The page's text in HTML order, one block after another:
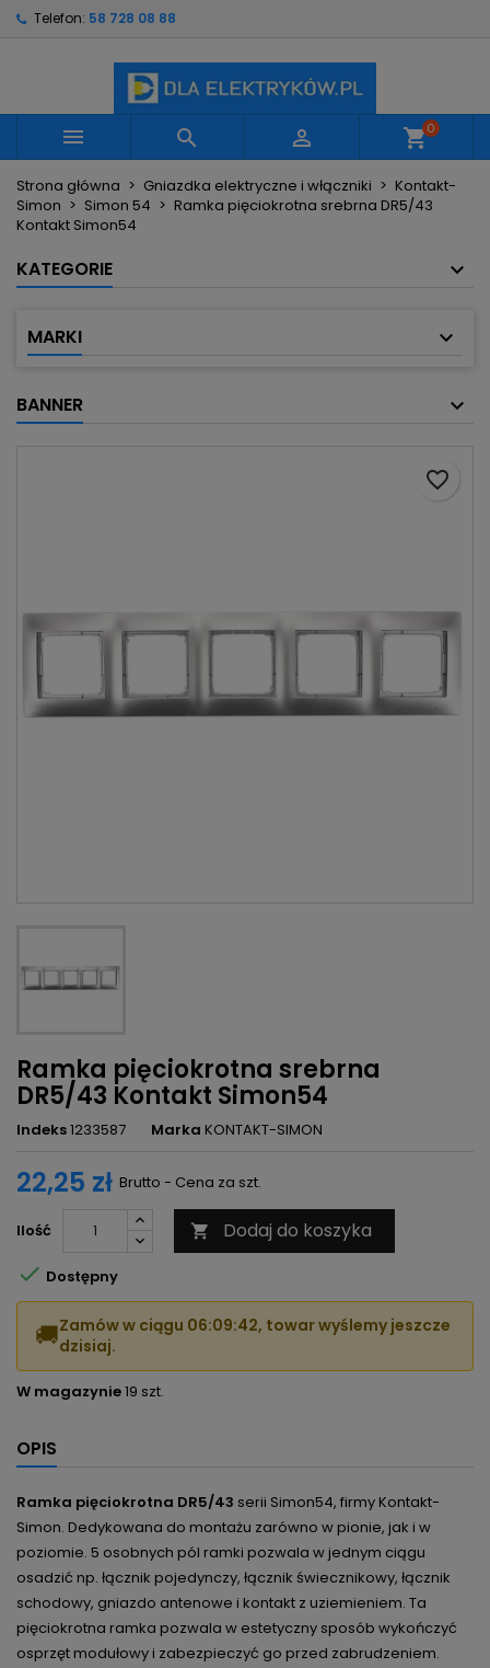
Telefon: 58 728 08 88
   shopping_cart0
Strona główna Gniazdka elektryczne i włączniki
Kontakt-
Simon
Simon 54
Ramka pięciokrotna srebrna DR5/43
Kontakt Simon54
KATEGORIE
MARKI
BANNER
Ramka pięciokrotna srebrna
DR5/43 Kontakt Simon54
Indeks1233587 Marka KONTAKT-SIMON
22,25 zł Brutto - Cena za szt.
Ilość  Dodaj do koszyka
favorite_border
 Dostępny
🚚Zamów w ciągu 06:09:42, towar wyślemy jeszcze
dzisiaj.
W magazynie19 szt.
OPIS
Ramka pięciokrotna DR5/43 serii Simon54, firmy Kontakt-
Simon. Dedykowana do montażu zarówno w pionie, jak i w
poziomie. 5 osobnych pól ramki pozwala w jednym ciągu
osadzić np. łącznik pojedynczy, łącznik świecznikowy, łącznik
schodowy, gniazdo antenowe i kontakt z uziemieniem. Ta
pięciokrotna ramka pozwala w estetyczny sposób wykończyć
osprzęt modułowy i zabezpieczyć go przed zabrudzeniem.
Utwórz nową listę
Nazwa listy życzeń
Anuluj Utwórz listę życzeń
Musisz być zalogowany by zapisać produkty na
swojej liście życzeń.
Anuluj Zaloguj się